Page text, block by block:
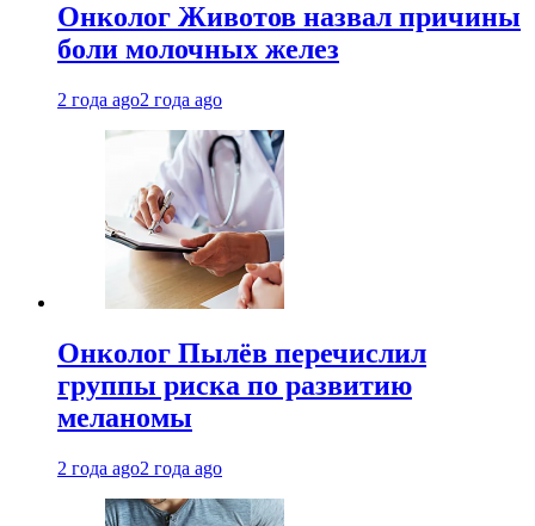
Онколог Животов назвал причины
боли молочных желез
2 года ago2 года ago
Онколог Пылёв перечислил
группы риска по развитию
меланомы
2 года ago2 года ago